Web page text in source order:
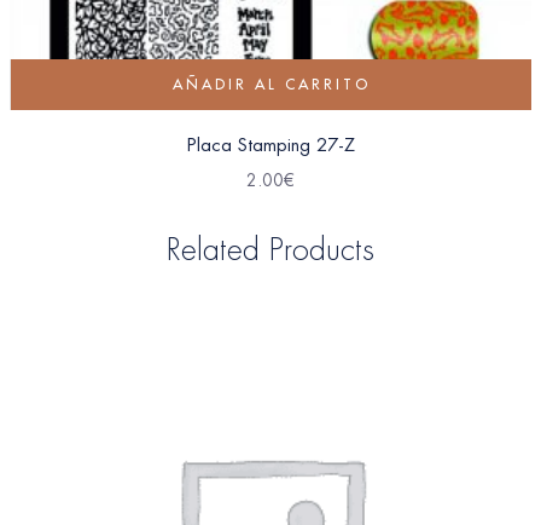
AÑADIR AL CARRITO
Placa Stamping 27-Z
2.00€
Related Products